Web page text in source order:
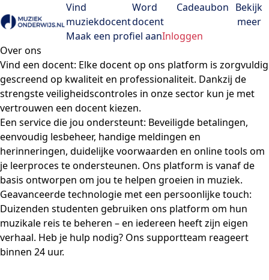
Open menu
Vind
muziekdocent
Word
docent
Cadeaubon Bekijk
meer
Maak een profiel aanInloggen
Over ons
Vind een docent: Elke docent op ons platform is zorgvuldig
gescreend op kwaliteit en professionaliteit. Dankzij de
strengste veiligheidscontroles in onze sector kun je met
vertrouwen een docent kiezen.
Een service die jou ondersteunt: Beveiligde betalingen,
eenvoudig lesbeheer, handige meldingen en
herinneringen, duidelijke voorwaarden en online tools om
je leerproces te ondersteunen. Ons platform is vanaf de
basis ontworpen om jou te helpen groeien in muziek.
Geavanceerde technologie met een persoonlijke touch:
Duizenden studenten gebruiken ons platform om hun
muzikale reis te beheren – en iedereen heeft zijn eigen
verhaal. Heb je hulp nodig? Ons supportteam reageert
binnen 24 uur.